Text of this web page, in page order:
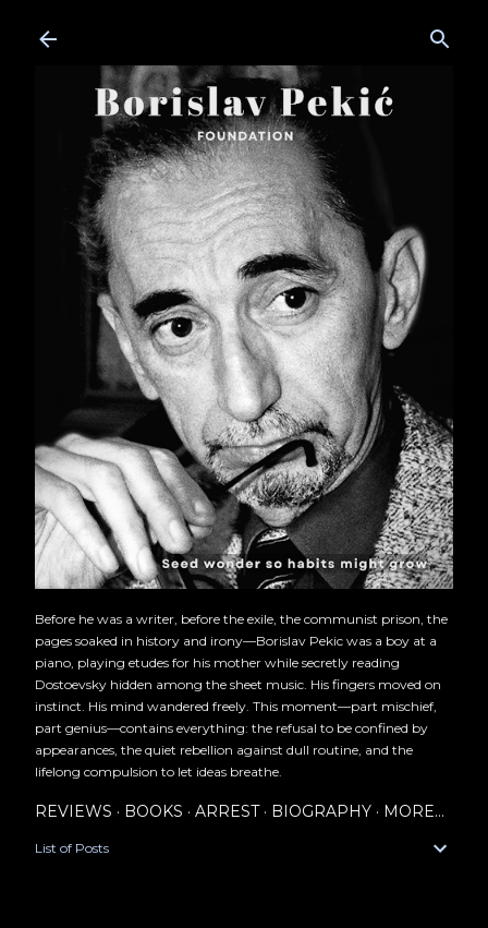
Before he was a writer, before the exile, the communist prison, the
pages soaked in history and irony—Borislav Pekic was a boy at a
piano, playing etudes for his mother while secretly reading
Dostoevsky hidden among the sheet music. His fingers moved on
instinct. His mind wandered freely. This moment—part mischief,
part genius—contains everything: the refusal to be confined by
appearances, the quiet rebellion against dull routine, and the
lifelong compulsion to let ideas breathe.
REVIEWS BOOKS ARREST BIOGRAPHY MORE…
List of Posts